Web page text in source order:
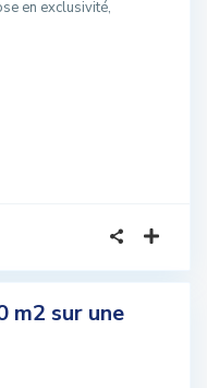
en exclusivité,
m2 sur une